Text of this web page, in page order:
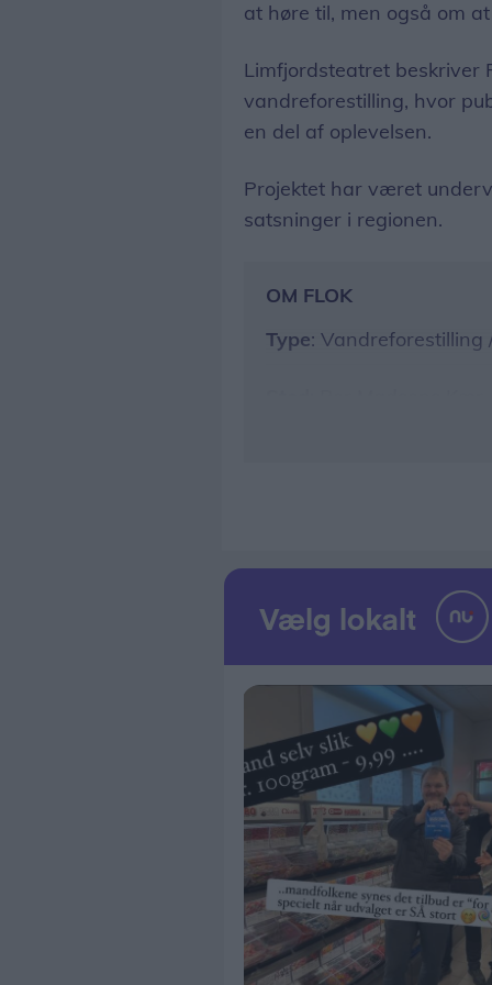
at høre til, men også om
Limfjordsteatret beskriver
vandreforestilling, hvor
en del af oplevelsen.
Projektet har været
satsninger i regionen.
OM FLOK
Type: Vandreforestilling
: Per Madsens
18.-19. juni 2026 kl. 19.30
20. juni 2026 kl. 15.30
21. juni 2026 kl 19:30
22. juni 2026 kl. 19.30
23.-26. juni 2026 kl. 19.30